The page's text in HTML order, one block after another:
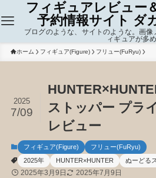
フィギュアレビュー
予約情報サイト ダ
ブログのような、サイトのような。画
ィギュアが多め
ホーム フィギュア(Figure) フリュー(FuRyu)
ストッパー プラ
レビュー
2025
7/09
フィギュア(Figure)
フリュー(FuRyu)
2025年
HUNTER×HUNTER ぬーどる
2025年3月9日 2025年7月9日